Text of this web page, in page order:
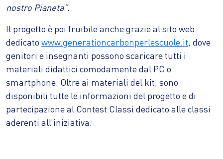
nostro Pianeta”.
Il progetto è poi fruibile anche grazie al sito web
dedicato www.generationcarbonperlescuole.it, dove
genitori e insegnanti possono scaricare tutti i
materiali didattici comodamente dal PC o
smartphone. Oltre ai materiali del kit, sono
disponibili tutte le informazioni del progetto e di
partecipazione al Contest Classi dedicato alle classi
aderenti all’iniziativa.